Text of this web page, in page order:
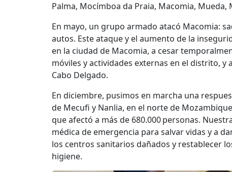
Palma, Mocímboa da Praia, Macomia, Mueda,
En mayo, un grupo armado atacó Macomia:
autos. Este ataque y el aumento de la
en la ciudad de Macomia, a cesar
móviles y actividades externas en el distrito,
Cabo Delgado.
En diciembre, pusimos en marcha una
de Mecufi y Nanlia, en el norte de
que afectó a más de 680.000 personas.
médica de emergencia para salvar vidas y a
los centros sanitarios dañados y restablecer
higiene.